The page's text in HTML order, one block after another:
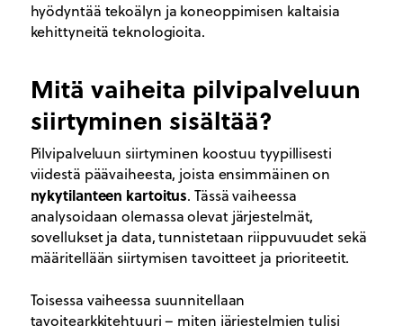
hyödyntää tekoälyn ja koneoppimisen kaltaisia
kehittyneitä teknologioita.
Mitä vaiheita pilvipalveluun
siirtyminen sisältää?
Pilvipalveluun siirtyminen koostuu tyypillisesti
viidestä päävaiheesta, joista ensimmäinen on
nykytilanteen kartoitus. Tässä vaiheessa
analysoidaan olemassa olevat järjestelmät,
sovellukset ja data, tunnistetaan riippuvuudet sekä
määritellään siirtymisen tavoitteet ja prioriteetit.
Toisessa vaiheessa suunnitellaan
tavoitearkkitehtuuri – miten järjestelmien tulisi